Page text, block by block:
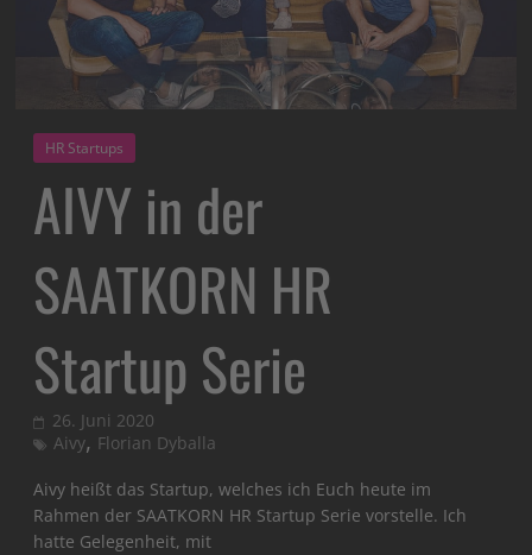
HR Startups
AIVY in der
SAATKORN HR
Startup Serie
26. Juni 2020
Aivy, Florian Dyballa
Aivy heißt das Startup, welches ich Euch heute im
Rahmen der SAATKORN HR Startup Serie vorstelle. Ich
hatte Gelegenheit, mit